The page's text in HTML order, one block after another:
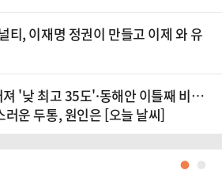
티, 이재명 정권이 만들고 이제 와 유
'낮 최고 35도'·동해안 이틀째 비…
러운 두통, 원인은 [오늘 날씨]
●